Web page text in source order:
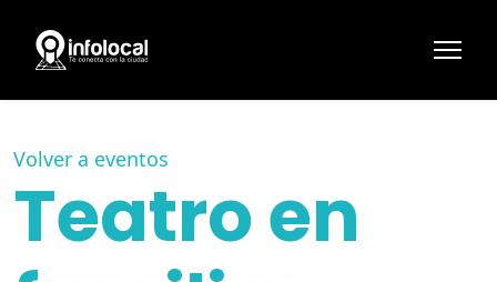
Volver a eventos
Teatro en